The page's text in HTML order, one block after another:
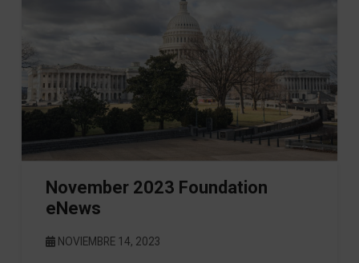
November 2023 Foundation
eNews
NOVIEMBRE 14, 2023